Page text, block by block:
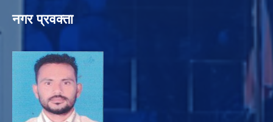
नगर प्रवक्ता